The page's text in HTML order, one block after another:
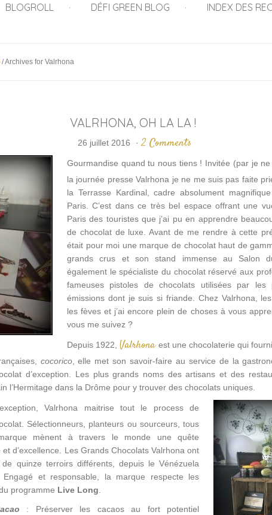
BLOGROLL DÉFI GREEN BLOG INDEX DES
/Archives for Valrhona
VALRHONA, OH LA LA !
26 juillet 2016 · 2 Comments
Gourmandise quand tu nous tiens ! Invitée (par je
la journée presse Valrhona je ne me suis pas faite
la Terrasse Kardinal, cadre absolument
Paris. C’est dans ce très bel espace offrant une
Paris des touristes que j’ai pu en apprendre
de chocolat de luxe. Avant de me rendre à cette
était pour moi une marque de chocolat haut de
grands crus et son stand immense au Salon
également le spécialiste du chocolat réservé aux
fameuses pistoles de chocolats utilisées par les
émissions dont je suis si friande. Chez Valrhona,
les fèves et j’ai encore plein de choses à vous
vous me suivez ?
Depuis 1922,Valrhonaest une chocolaterie qui
cocorico, elle met son savoir-faire au service de la
d’exception. Les plus grands noms des artisans et des
l’Hermitage dans la Drôme pour y trouver des chocolats uniques.
Valrhona maitrise tout le process de
Sélectionneurs, planteurs ou sourceurs, tous
mènent à travers le monde une quête
d’excellence. Les Grands Chocolats Valrhona ont
quinze terroirs différents, depuis le Vénézuela
Engagé et responsable, la marque respecte les
programme Live Long
: Préserver les cacaos au fort potentiel